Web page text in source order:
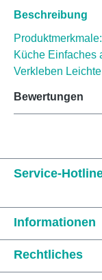
Beschreibung
Küche Einfaches
Verkleben
Bewertungen
Service-
Informationen
Rechtliches